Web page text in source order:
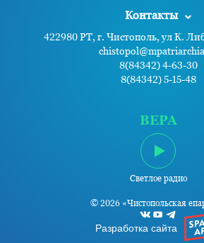
Контакты
422980 РТ, г. Чистополь, ул К.
8(84342) 4-63-30
8(84342) 5-15-48
ВЕРА
Светлое радио
© 2026 «Чистопольская
Разработка сайта